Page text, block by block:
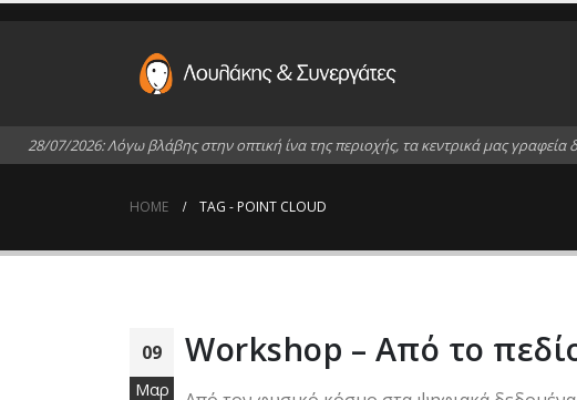
28/07/2026:Λόγω βλάβης στην οπτική ίνα της περιοχής, τα κεντρικά μας γραφεία δ
HOME TAG - POINT CLOUD
09
Μαρ
Workshop – Από το